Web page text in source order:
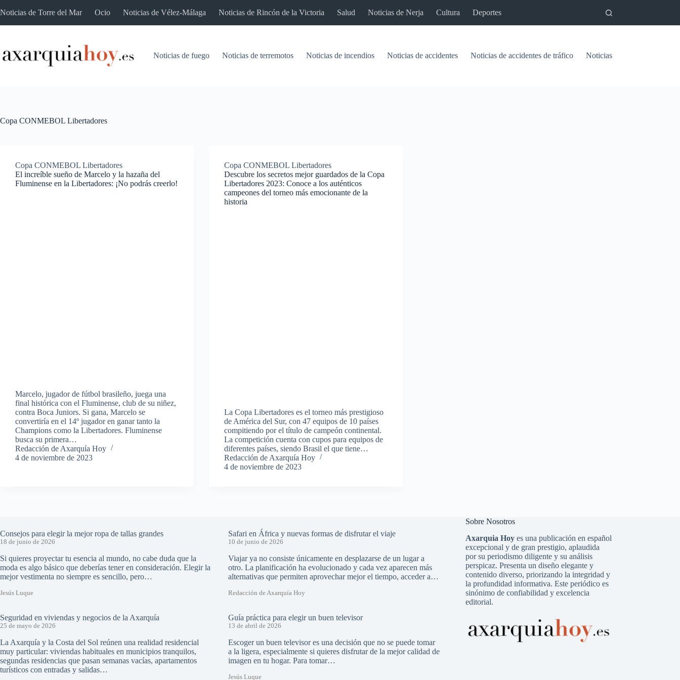
al
Noticias de Torre del Mar Ocio Noticias de Vélez-Málaga Noticias de Rincón de la Victoria Salud Noticias de Nerja Cultura Deportes
Noticias de fuego Noticias de terremotos Noticias de incendios Noticias de accidentes Noticias de accidentes de tráfico Noticias del pantano de
Copa CONMEBOL Libertadores
Copa CONMEBOL Libertadores
El increíble sueño de Marcelo y la hazaña del
Fluminense en la Libertadores: ¡No podrás creerlo!
Marcelo, jugador de fútbol brasileño, juega una
final histórica con el Fluminense, club de su niñez,
contra Boca Juniors. Si gana, Marcelo se
convertiría en el 14º jugador en ganar tanto la
Champions como la Libertadores. Fluminense
busca su primera…
Redacción de Axarquía Hoy
4 de noviembre de 2023
Copa CONMEBOL Libertadores
Descubre los secretos mejor guardados de la Copa
Libertadores 2023: Conoce a los auténticos
campeones del torneo más emocionante de la
historia
La Copa Libertadores es el torneo más prestigioso
de América del Sur, con 47 equipos de 10 países
compitiendo por el título de campeón continental.
La competición cuenta con cupos para equipos de
diferentes países, siendo Brasil el que tiene…
Redacción de Axarquía Hoy
4 de noviembre de 2023
Consejos para elegir la mejor ropa de tallas grandes
18 de junio de 2026
Si quieres proyectar tu esencia al mundo, no cabe duda que la
moda es algo básico que deberías tener en consideración. Elegir la
mejor vestimenta no siempre es sencillo, pero…
Jesús Luque
Safari en África y nuevas formas de disfrutar el viaje
10 de junio de 2026
Viajar ya no consiste únicamente en desplazarse de un lugar a
otro. La planificación ha evolucionado y cada vez aparecen más
alternativas que permiten aprovechar mejor el tiempo, acceder a…
Redacción de Axarquía Hoy
Seguridad en viviendas y negocios de la Axarquía
25 de mayo de 2026
La Axarquía y la Costa del Sol reúnen una realidad residencial
muy particular: viviendas habituales en municipios tranquilos,
segundas residencias que pasan semanas vacías, apartamentos
turísticos con entradas y salidas…
Guía práctica para elegir un buen televisor
13 de abril de 2026
Escoger un buen televisor es una decisión que no se puede tomar
a la ligera, especialmente si quieres disfrutar de la mejor calidad de
imagen en tu hogar. Para tomar…
Jesús Luque
Sobre Nosotros
Axarquia Hoyes una publicación en español
excepcional y de gran prestigio, aplaudida
por su periodismo diligente y su análisis
perspicaz. Presenta un diseño elegante y
contenido diverso, priorizando la integridad y
la profundidad informativa. Este periódico es
sinónimo de confiabilidad y excelencia
editorial.